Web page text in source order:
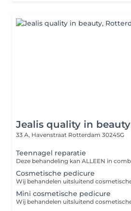
Jealis quality in beauty
33 A, Havenstraat Rotterdam 3024SG
Teennagel reparatie
Cosmetische pedicure
Mini cosmetische pedicure